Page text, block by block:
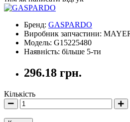
Бренд: GASPARDO
Виробник запчастини:
Модель: G15225480
Наявність: більше 5-ти
296.18 грн.
Кількість